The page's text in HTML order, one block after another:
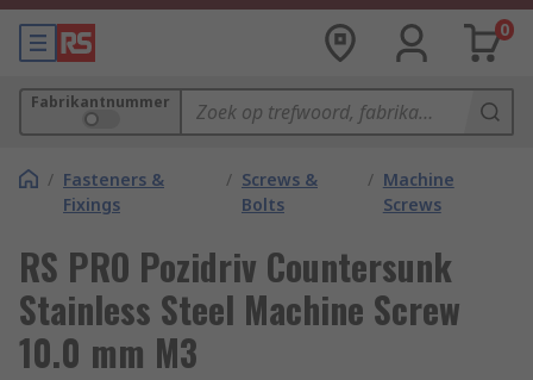
0
Fabrikantnummer
/ Fasteners &
Fixings
/ Screws &
Bolts
/ Machine
Screws
RS PRO Pozidriv Countersunk
Stainless Steel Machine Screw
10.0 mm M3